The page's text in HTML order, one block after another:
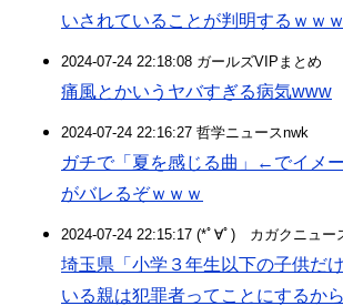
いされていることが判明するｗｗ
2024-07-24 22:18:08 ガールズVIPまとめ
痛風とかいうヤバすぎる病気www
2024-07-24 22:16:27 哲学ニュースnwk
ガチで「夏を感じる曲」←でイメ
がバレるぞｗｗｗ
2024-07-24 22:15:17 (*ﾟ∀ﾟ)ゞカガクニュー
埼玉県「小学３年生以下の子供だ
いる親は犯罪者ってことにするか